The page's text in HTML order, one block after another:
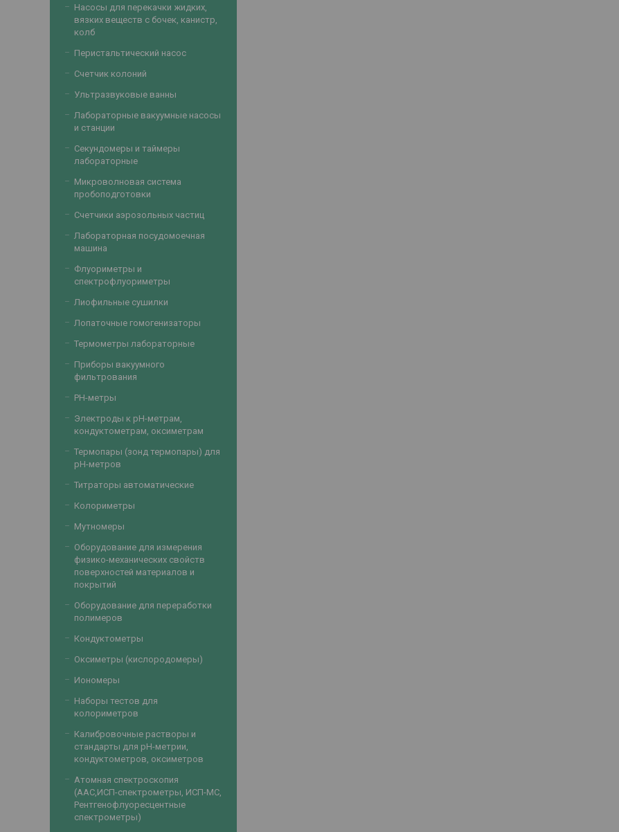
Насосы для перекачки жидких,
вязких веществ с бочек, канистр,
колб
Перистальтический насос
Счетчик колоний
Ультразвуковые ванны
Лабораторные вакуумные насосы
и станции
Секундомеры и таймеры
лабораторные
Микроволновая система
пробоподготовки
Счетчики аэрозольных частиц
Лабораторная посудомоечная
машина
Флуориметры и
спектрофлуориметры
Лиофильные сушилки
Лопаточные гомогенизаторы
Термометры лабораторные
Приборы вакуумного
фильтрования
PH-метры
Электроды к рН-метрам,
кондуктометрам, оксиметрам
Термопары (зонд термопары) для
рН-метров
Титраторы автоматические
Колориметры
Мутномеры
Оборудование для измерения
физико-механических свойств
поверхностей материалов и
покрытий
Оборудование для переработки
полимеров
Кондуктометры
Оксиметры (кислородомеры)
Иономеры
Наборы тестов для
колориметров
Калибровочные растворы и
стандарты для рН-метрии,
кондуктометров, оксиметров
Атомная спектроскопия
(ААС,ИСП-спектрометры, ИСП-МС,
Рентгенофлуоресцентные
спектрометры)